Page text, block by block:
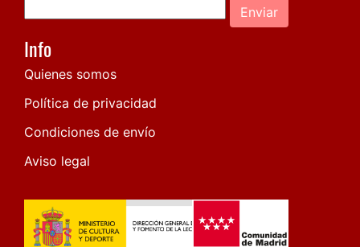
Enviar
Info
Quienes somos
Política de privacidad
Condiciones de envío
Aviso legal